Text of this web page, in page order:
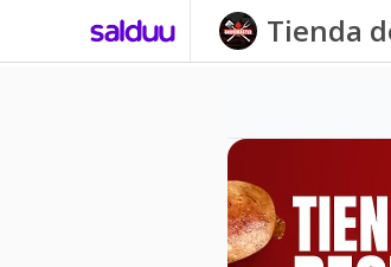
Tienda